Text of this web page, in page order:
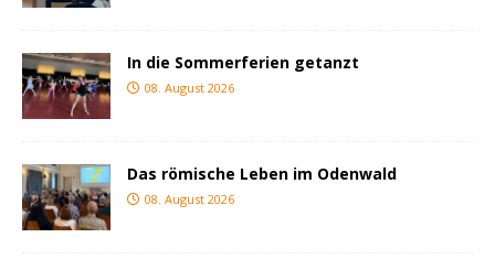
In die Sommerferien getanzt
08. August 2026
Das römische Leben im Odenwald
08. August 2026